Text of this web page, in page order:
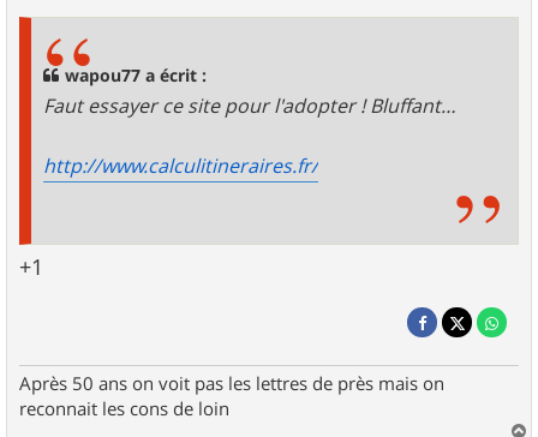
wapou77 a écrit :
Faut essayer ce site pour l'adopter ! Bluffant…
http://www.calculitineraires.fr/
+1
Après 50 ans on voit pas les lettres de près mais on
reconnait les cons de loin